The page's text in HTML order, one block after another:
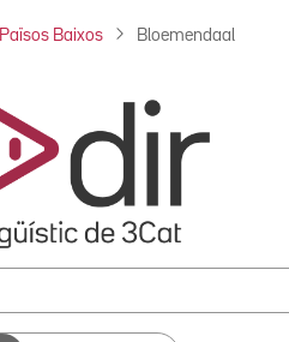
Països Baixos Bloemendaal